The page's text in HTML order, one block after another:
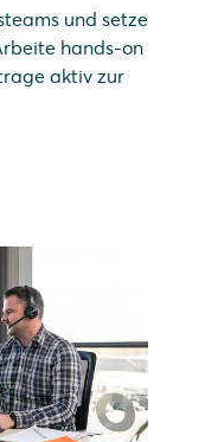
und setze
hands-on
aktiv zur